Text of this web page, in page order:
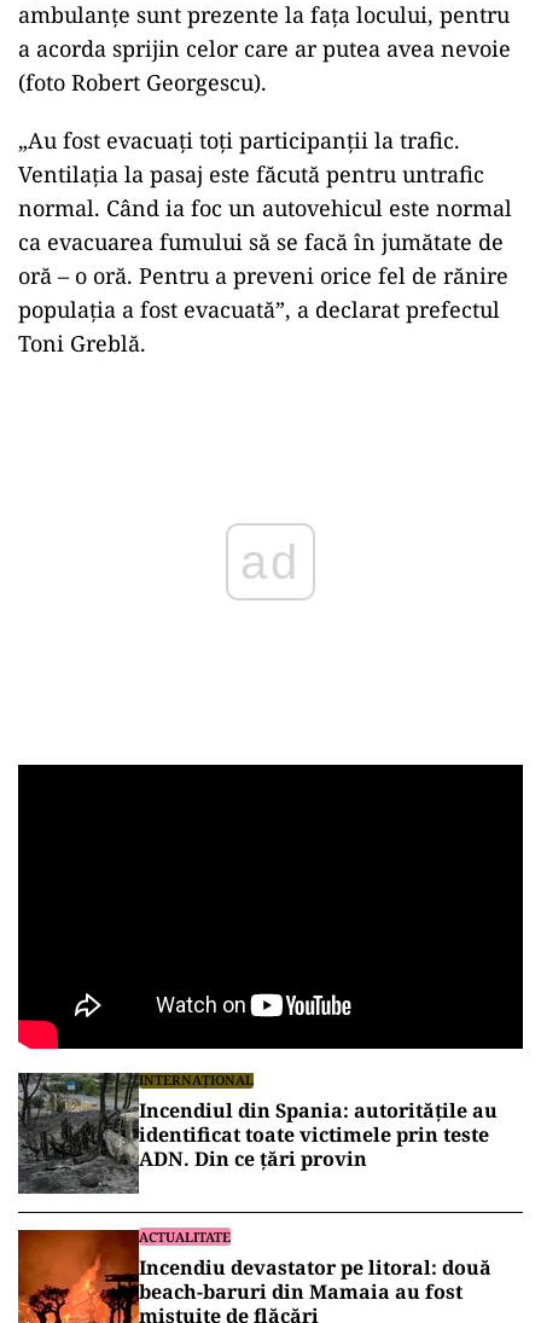
ambulanțe sunt prezente la fața locului, pentru
a acorda sprijin celor care ar putea avea nevoie
(foto Robert Georgescu).
„Au fost evacuați toți participanții la trafic.
Ventilația la pasaj este făcută pentru untrafic
normal. Când ia foc un autovehicul este normal
ca evacuarea fumului să se facă în jumătate de
oră – o oră. Pentru a preveni orice fel de rănire
populația a fost evacuată”, a declarat prefectul
Toni Greblă.
INTERNAȚIONAL
Incendiul din Spania: autoritățile au
identificat toate victimele prin teste
ADN. Din ce țări provin
ACTUALITATE
Incendiu devastator pe litoral: două
beach-baruri din Mamaia au fost
mistuite de flăcări